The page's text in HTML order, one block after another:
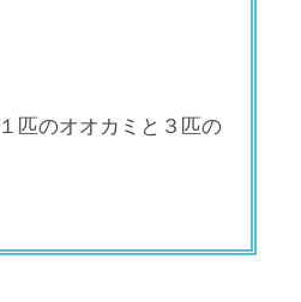
匹のオオカミと３匹の